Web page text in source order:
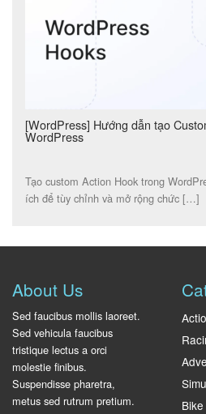
[WordPress] Hướng dẫn tạo
WordPress
Tạo custom Action Hook trong
ích để tùy chỉnh và mở rộng chức […]
About Us
Sed faucibus mollis laoreet.
Sed vehicula faucibus
tristique lectus a orci
molestie finibus.
Suspendisse pharetra,
metus sed rutrum pretium.
Bike